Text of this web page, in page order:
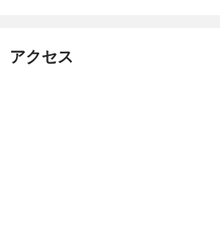
アクセス